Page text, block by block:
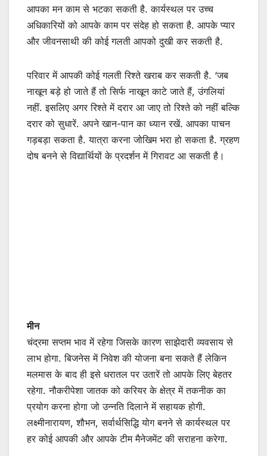
आपका मन काम से भटका सकती है. कार्यस्थल पर उच्च
अधिकारियों को आपके काम पर संदेह हो सकता है. आपके प्यार
और जीवनसाथी की कोई गलती आपको दुखी कर सकती है.
परिवार में आपकी कोई गलती रिश्ते खराब कर सकती है. ‘जब
नाखून बड़े हो जाते हैं तो सिर्फ नाखून काटे जाते हैं, उंगलियां
नहीं. इसलिए अगर रिश्ते में दरार आ जाए तो रिश्ते को नहीं बल्कि
दरार को सुधारें. अपने खान-पान का ध्यान रखें. आपका पाचन
गड़बड़ा सकता है. यात्रा करना जोखिम भरा हो सकता है. ग्रहण
दोष बनने से विद्यार्थियों के प्रदर्शन में गिरावट आ सकती है।
मीन
चंद्रमा सप्तम भाव में रहेगा जिसके कारण साझेदारी व्यवसाय से
लाभ होगा. बिजनेस में निवेश की योजना बना सकते हैं लेकिन
मलमास के बाद ही इसे धरातल पर उतारें तो आपके लिए बेहतर
रहेगा. नौकरीपेशा जातक को करियर के क्षेत्र में तकनीक का
प्रयोग करना होगा जो उन्नति दिलाने में सहायक होगी.
लक्ष्मीनारायण, शौभन, सर्वार्थसिद्धि योग बनने से कार्यस्थल पर
हर कोई आपकी और आपके टीम मैनेजमेंट की सराहना करेगा.